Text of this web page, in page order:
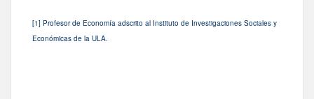
[1] Profesor de Economía adscrito al Instituto de Investigaciones Sociales y
Económicas de la ULA.